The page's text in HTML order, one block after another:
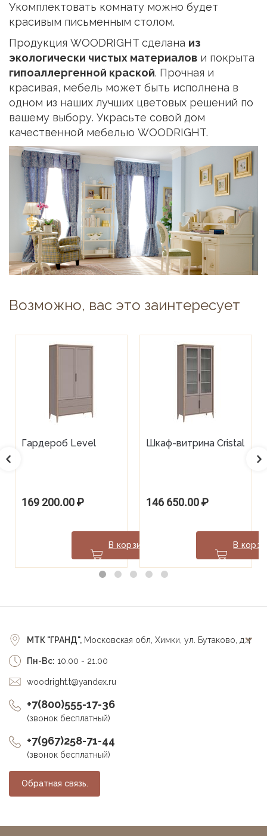
Укомплектовать комнату можно будет
красивым письменным столом.
Продукция WOODRIGHT сделана из
экологически чистых материалов и покрыта
гипоаллергенной краской. Прочная и
красивая, мебель может быть исполнена в
одном из наших лучших цветовых решений по
вашему выбору. Украсьте совой дом
качественной мебелью WOODRIGHT.
Возможно, вас это заинтересует
Гардероб Level
169 200.00₽
В корзину
Шкаф-витрина Cristal
146 650.00₽
В
МТК "ГРАНД", Московская обл, Химки, ул. Бутаково, д.4
Пн-Вс: 10.00 - 21.00
woodright.t@yandex.ru
+7(800)555-17-36
(звонок бесплатный)
+7(967)258-71-44
(звонок бесплатный)
Обратная связь.